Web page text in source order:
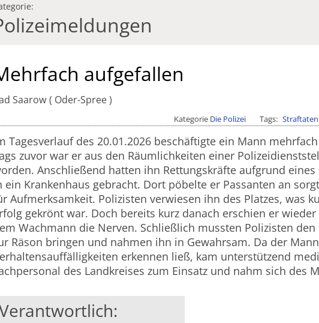
aufgefallen
Saarow Oder-Spree
Kategorie Die Polizei Tags Straftaten
Tagesverlauf des 20.01.2026 beschäftigte ein Mann
zuvor war er aus den Räumlichkeiten einer
Anschließend hatten ihn Rettungskräfte aufgrund eines
ein Krankenhaus gebracht. Dort pöbelte er Passanten an
Aufmerksamkeit. Polizisten verwiesen ihn des Platzes, was
gekrönt war. Doch bereits kurz danach erschien er
Wachmann die Nerven. Schließlich mussten Polizisten
Räson bringen und nahmen ihn in Gewahrsam. Da der Mann
erkennen ließ, kam unterstützend
des Landkreises zum Einsatz und nahm sich des